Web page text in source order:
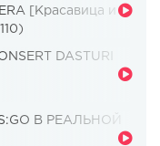
[Красавица и
DASTURI
В РЕАЛЬНОЙ